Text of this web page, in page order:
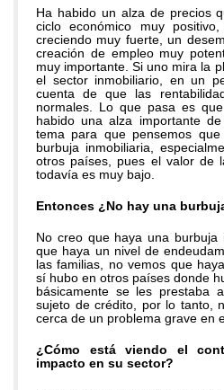
Ha habido un alza de precios
ciclo económico muy
creciendo muy fuerte, un
creación de empleo muy
muy importante. Si uno mira la
el sector inmobiliario, en un
cuenta de que las
normales. Lo que pasa es
habido una alza importante
tema para que pensemos
burbuja inmobiliaria,
otros países, pues el valor de
todavía es muy bajo.
Entonces ¿No hay una
No creo que haya una burbuja
que haya un nivel de
las familias, no vemos que
sí hubo en otros países donde
básicamente se les prestaba
sujeto de crédito, por lo tanto,
cerca de un problema grave en
¿Cómo está viendo el
impacto en su sector?